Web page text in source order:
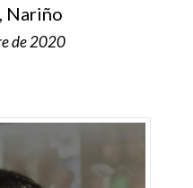
Nariño
de 2020